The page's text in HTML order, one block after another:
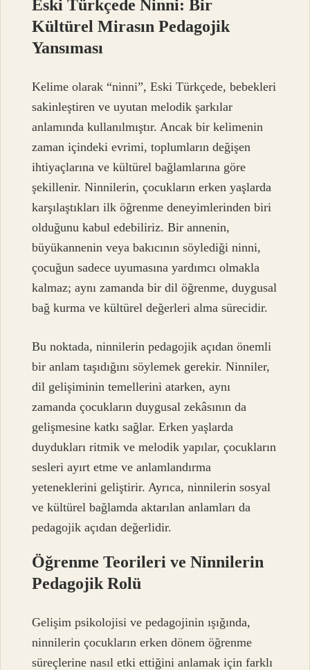
Eski Türkçede Ninni: Bir
Kültürel Mirasın Pedagojik
Yansıması
Kelime olarak “ninni”, Eski Türkçede, bebekleri
sakinleştiren ve uyutan melodik şarkılar
anlamında kullanılmıştır. Ancak bir kelimenin
zaman içindeki evrimi, toplumların değişen
ihtiyaçlarına ve kültürel bağlamlarına göre
şekillenir. Ninnilerin, çocukların erken yaşlarda
karşılaştıkları ilk öğrenme deneyimlerinden biri
olduğunu kabul edebiliriz. Bir annenin,
büyükannenin veya bakıcının söylediği ninni,
çocuğun sadece uyumasına yardımcı olmakla
kalmaz; aynı zamanda bir dil öğrenme, duygusal
bağ kurma ve kültürel değerleri alma sürecidir.
Bu noktada, ninnilerin pedagojik açıdan önemli
bir anlam taşıdığını söylemek gerekir. Ninniler,
dil gelişiminin temellerini atarken, aynı
zamanda çocukların duygusal zekâsının da
gelişmesine katkı sağlar. Erken yaşlarda
duydukları ritmik ve melodik yapılar, çocukların
sesleri ayırt etme ve anlamlandırma
yeteneklerini geliştirir. Ayrıca, ninnilerin sosyal
ve kültürel bağlamda aktarılan anlamları da
pedagojik açıdan değerlidir.
Öğrenme Teorileri ve Ninnilerin
Pedagojik Rolü
Gelişim psikolojisi ve pedagojinin ışığında,
ninnilerin çocukların erken dönem öğrenme
süreçlerine nasıl etki ettiğini anlamak için farklı